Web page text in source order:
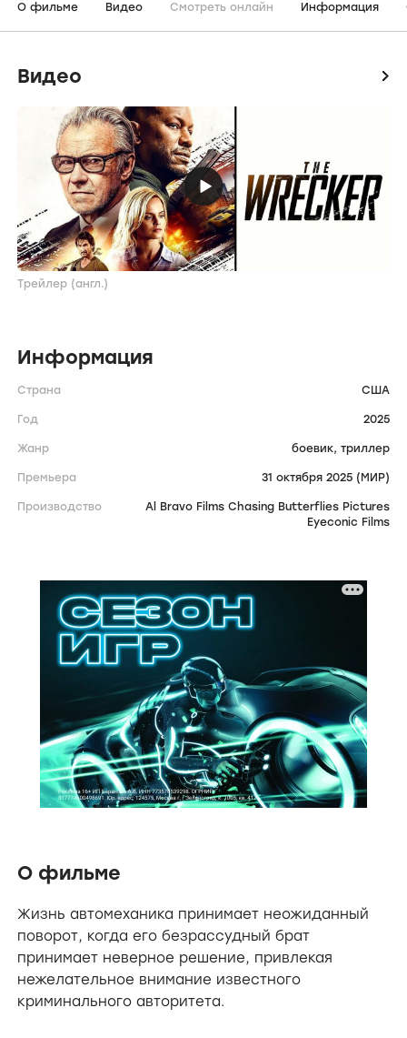
О фильме Видео Смотреть онлайн Информация
Видео icon
Трейлер (англ.)
Информация
Страна США
Год 2025
Жанр боевик, триллер
Премьера 31 октября 2025 (МИР)
Производство
Al Bravo Films Chasing Butterflies Pictures
Eyeconic Films
О фильме
Жизнь автомеханика принимает неожиданный
поворот, когда его безрассудный брат
принимает неверное решение, привлекая
нежелательное внимание известного
криминального авторитета.